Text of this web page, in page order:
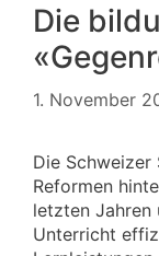
Die
1. November
Die Schweizer
Reformen
letzten Jahren
Unterricht